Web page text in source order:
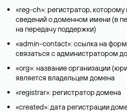
«reg-ch»: регистратор,
сведений о доменном имени (в
на передачу поддержки)
«admin-contact»: ссылка на
связаться с администратором
«org»: название организации
является владельцем домена
«registrar»: регистратор домена
«created»: дата регистрации